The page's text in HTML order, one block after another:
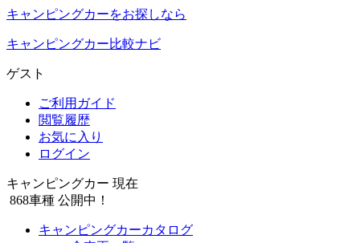
キャンピングカーをお探しなら
キャンピングカー比較ナビ
ゲスト
ご利用ガイド
閲覧履歴
お気に入り
ログイン
キャンピングカー 現在
868車種 公開中！
キャンピングカーカタログ